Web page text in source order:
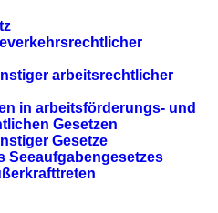
arbeitsrechtlicher
in arbeitsförderungs- und
Gesetzen
Gesetze
Seeaufgabengesetzes